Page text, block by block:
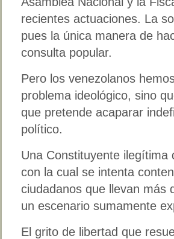
recientes actuaciones. La
pues la única manera de
consulta popular.
Pero los venezolanos
problema ideológico, sino
que pretende acaparar
político.
Una Constituyente ilegítima
con la cual se intenta
ciudadanos que llevan más
un escenario sumamente
El grito de libertad que